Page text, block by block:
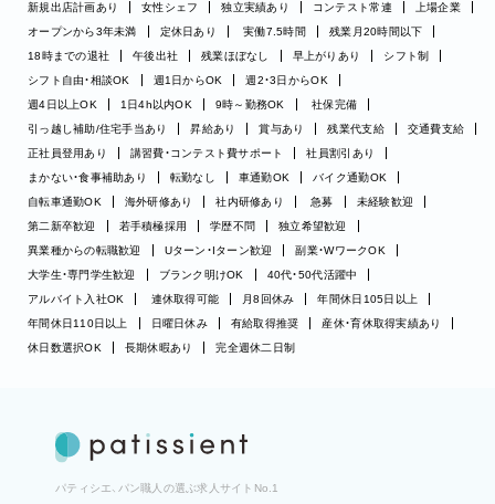
新規出店計画あり
女性シェフ 独立実績あり コンテスト常連
上場企業
オープンから3年未満
定休日あり 実働7.5時間
残業月20時間以下
18時までの退社
午後出社 残業ほぼなし 早上がりあり
シフト制
シフト自由・相談OK
週1日からOK
週2・3日からOK
週4日以上OK
1日4h以内OK 9時～勤務OK
社保完備
引っ越し補助/住宅手当あり
昇給あり 賞与あり 残業代支給
交通費支給
正社員登用あり
講習費・コンテスト費サポート
社員割引あり
まかない・食事補助あり
転勤なし 車通勤OK
バイク通勤OK
自転車通勤OK
海外研修あり 社内研修あり 急募
未経験歓迎
第二新卒歓迎
若手積極採用 学歴不問
独立希望歓迎
異業種からの転職歓迎
Uターン・Iターン歓迎
副業・WワークOK
大学生・専門学生歓迎
ブランク明けOK
40代・50代活躍中
アルバイト入社OK
連休取得可能 月8回休み
年間休日105日以上
年間休日110日以上
日曜日休み 有給取得推奨
産休・育休取得実績あり
休日数選択OK
長期休暇あり 完全週休二日制
パティシエ、パン職人の選ぶ求人サイトNo.1